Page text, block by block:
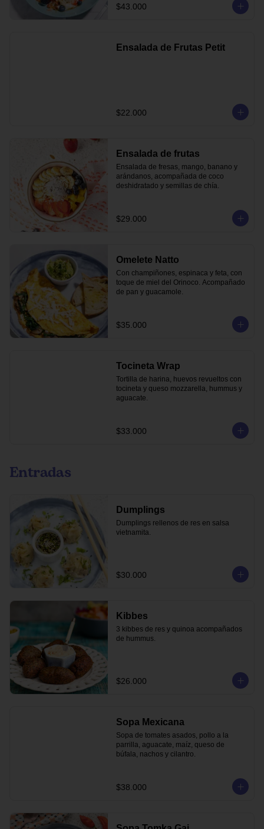
$43.000
Ensalada de Frutas Petit
$22.000
Ensalada de frutas
Ensalada de fresas, mango, banano y
arándanos, acompañada de coco
deshidratado y semillas de chía.
$29.000
Omelete Natto
Con champiñones, espinaca y feta, con
toque de miel del Orinoco. Acompañado
de pan y guacamole.
$35.000
Tocineta Wrap
Tortilla de harina, huevos revueltos con
tocineta y queso mozzarella, hummus y
aguacate.
$33.000
Entradas
Dumplings
Dumplings rellenos de res en salsa
vietnamita.
$30.000
Kibbes
3 kibbes de res y quinoa acompañados
de hummus.
$26.000
Sopa Mexicana
Sopa de tomates asados, pollo a la
parrilla, aguacate, maíz, queso de
búfala, nachos y cilantro.
$38.000